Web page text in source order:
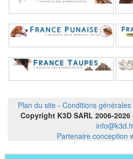
Plan du site - Conditions
Copyright K3D SARL 2006-2026
info@k3d.fr
Partenaire conception